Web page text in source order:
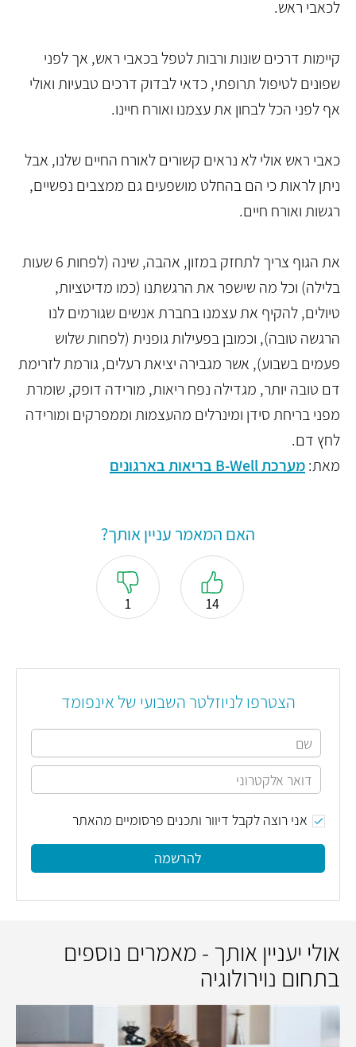
לכאבי ראש.
קיימות דרכים שונות ורבות לטפל בכאבי ראש, אך לפני
שפונים לטיפול תרופתי, כדאי לבדוק דרכים טבעיות ואולי
אף לפני הכל לבחון את עצמנו ואורח חיינו.
כאבי ראש אולי לא נראים קשורים לאורח החיים שלנו, אבל
ניתן לראות כי הם בהחלט מושפעים גם ממצבים נפשיים,
רגשות ואורח חיים.
את הגוף צריך לתחזק במזון, אהבה, שינה (לפחות 6 שעות
בלילה) וכל מה שישפר את הרגשתנו (כמו מדיטציות,
טיולים, להקיף את עצמנו בחברת אנשים שגורמים לנו
הרגשה טובה), וכמובן בפעילות גופנית (לפחות שלוש
פעמים בשבוע), אשר מגבירה יציאת רעלים, גורמת לזרימת
דם טובה יותר, מגדילה נפח ריאות, מורידה דופק, שומרת
מפני בריחת סידן ומינרלים מהעצמות וממפרקים ומורידה
לחץ דם.
מאת:מערכת B-Well בריאות בארגונים
האם המאמר עניין אותך?
14
1
הצטרפו לניוזלטר השבועי של אינפומד
אני רוצה לקבל דיוור ותכנים פרסומיים מהאתר
להרשמה
אולי יעניין אותך - מאמרים נוספים
בתחום נוירולוגיה